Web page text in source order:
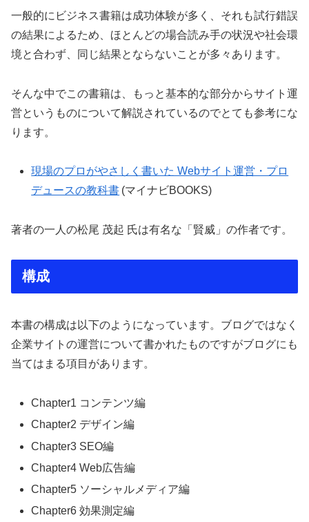
一般的にビジネス書籍は成功体験が多く、それも試行錯誤
の結果によるため、ほとんどの場合読み手の状況や社会環
境と合わず、同じ結果とならないことが多々あります。
そんな中でこの書籍は、もっと基本的な部分からサイト運
営というものについて解説されているのでとても参考にな
ります。
現場のプロがやさしく書いた Webサイト運営・プロ
デュースの教科書 (マイナビBOOKS)
著者の一人の松尾 茂起 氏は有名な「賢威」の作者です。
構成
本書の構成は以下のようになっています。ブログではなく
企業サイトの運営について書かれたものですがブログにも
当てはまる項目があります。
Chapter1 コンテンツ編
Chapter2 デザイン編
Chapter3 SEO編
Chapter4 Web広告編
Chapter5 ソーシャルメディア編
Chapter6 効果測定編